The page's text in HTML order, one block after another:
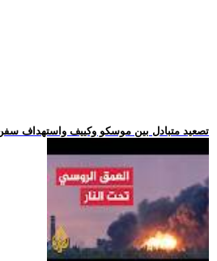
.. تصعيد متبادل بين موسكو وكييف واستهداف